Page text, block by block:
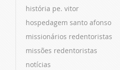
história pe. vitor
hospedagem santo afonso
missionários redentoristas
missões redentoristas
notícias